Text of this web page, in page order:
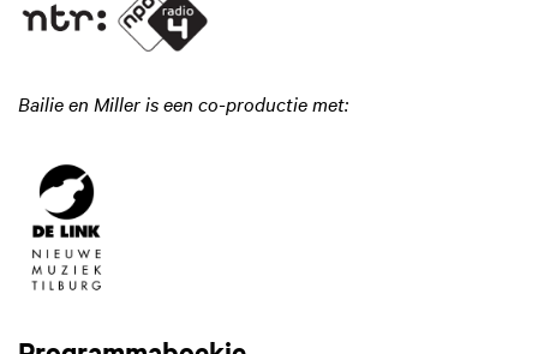
Bailie en Miller is een co-productie met: